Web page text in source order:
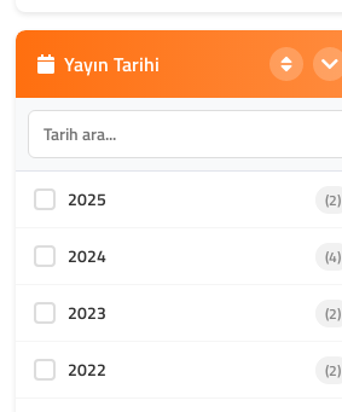
Yayın Tarihi
2025 (2)
2024 (4)
2023 (2)
2022 (2)